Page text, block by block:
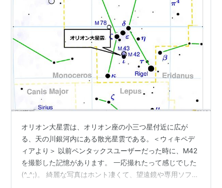
オリオン大星雲は、オリオン座の小三つ星付近に広が
る、天の川銀河内にある散光星雲である。＜ウィキペデ
ィアより＞ 以前ペンタックスユーザーだった時に、M42
を撮影した記憶があります。 一応撮れたって感じでした
(^_^;)。 綺麗な写真はホント凄くて、望遠鏡や専用ソフト